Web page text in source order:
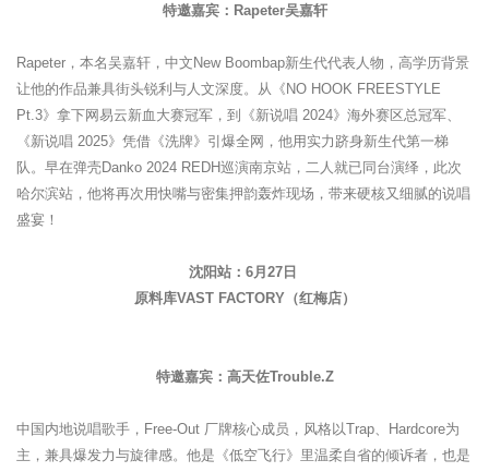
特邀嘉宾：Rapeter吴嘉轩
Rapeter，本名吴嘉轩，中文New Boombap新生代代表人物，高学历背景
让他的作品兼具街头锐利与人文深度。从《NO HOOK FREESTYLE
Pt.3》拿下网易云新血大赛冠军，到《新说唱 2024》海外赛区总冠军、
《新说唱 2025》凭借《洗牌》引爆全网，他用实力跻身新生代第一梯
队。早在弹壳Danko 2024 REDH巡演南京站，二人就已同台演绎，此次
哈尔滨站，他将再次用快嘴与密集押韵轰炸现场，带来硬核又细腻的说唱
盛宴！
沈阳站：6月27日
原料库VAST FACTORY（红梅店）
特邀嘉宾：高天佐Trouble.Z
中国内地说唱歌手，Free-Out 厂牌核心成员，风格以Trap、Hardcore为
主，兼具爆发力与旋律感。他是《低空飞行》里温柔自省的倾诉者，也是